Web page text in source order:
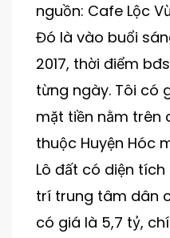
nguồn: Cafe Lộc
Đó là vào buổi
2017, thời điểm
từng ngày. Tôi có
mặt tiền nằm trên
thuộc Huyện Hóc
Lô đất có diện
trí trung tâm dân
có giá là 5,7 tỷ,